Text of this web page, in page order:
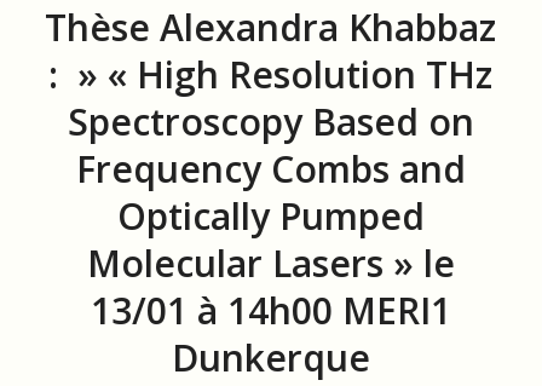
Thèse Alexandra Khabbaz
: » « High Resolution THz
Spectroscopy Based on
Frequency Combs and
Optically Pumped
Molecular Lasers » le
13/01 à 14h00 MERI1
Dunkerque